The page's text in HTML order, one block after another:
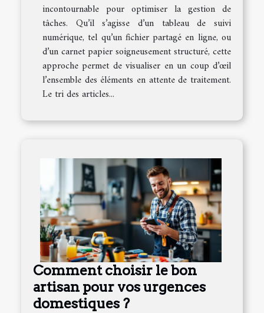
incontournable pour optimiser la gestion de
tâches. Qu’il s’agisse d’un tableau de suivi
numérique, tel qu’un fichier partagé en ligne, ou
d’un carnet papier soigneusement structuré, cette
approche permet de visualiser en un coup d’œil
l’ensemble des éléments en attente de traitement.
Le tri des articles...
Comment choisir le bon
artisan pour vos urgences
domestiques ?